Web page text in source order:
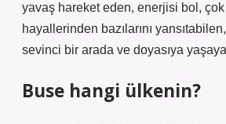
yavaş hareket eden, enerjisi bol,
hayallerinden bazılarını
sevinci bir arada ve doyasıya
Buse hangi ülkenin?